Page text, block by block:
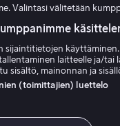
Valintasi välitetään
sijaintitietojen
laitteelle ja/tai
sisältö, mainonnan ja
(toimittajien) luettelo